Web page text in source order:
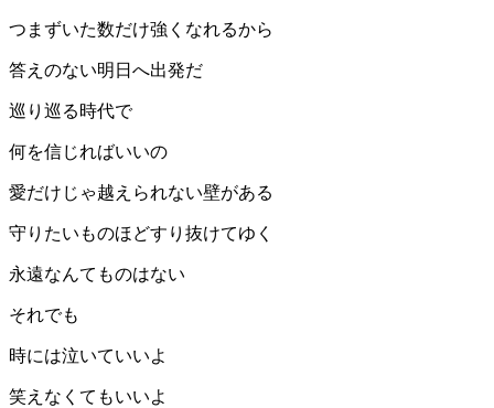
つまずいた数だけ強くなれるから
答えのない明日へ出発だ
巡り巡る時代で
何を信じればいいの
愛だけじゃ越えられない壁がある
守りたいものほどすり抜けてゆく
永遠なんてものはない
それでも
時には泣いていいよ
笑えなくてもいいよ